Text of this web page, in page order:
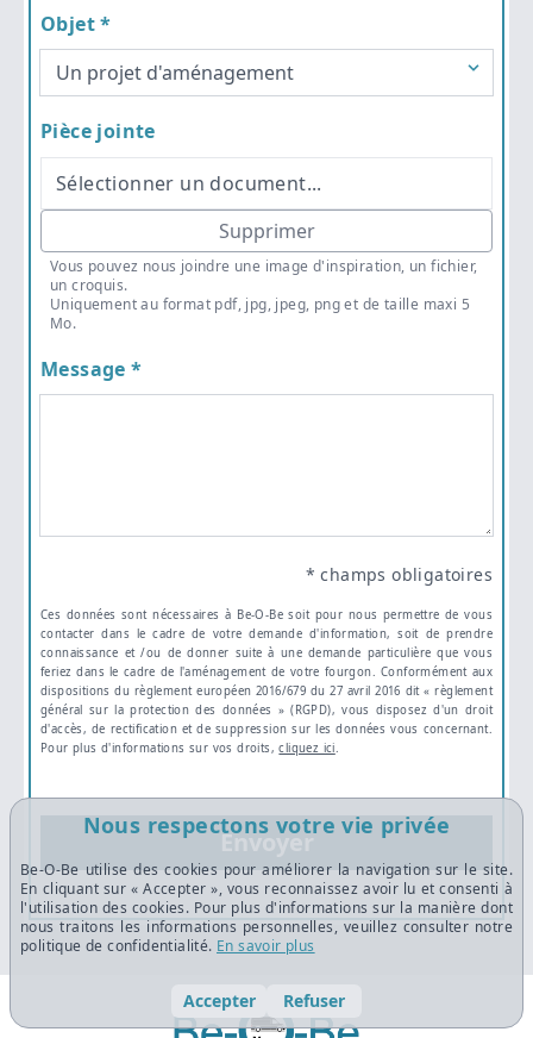
Objet *
Pièce jointe
Sélectionner un document...
Supprimer
Vous pouvez nous joindre une image d'inspiration, un fichier,
un croquis.
Uniquement au format pdf, jpg, jpeg, png et de taille maxi 5
Mo.
Message *
* champs obligatoires
Ces données sont nécessaires à Be-O-Be soit pour nous permettre de vous
contacter dans le cadre de votre demande d'information, soit de prendre
connaissance et /ou de donner suite à une demande particulière que vous
feriez dans le cadre de l'aménagement de votre fourgon. Conformément aux
dispositions du règlement européen 2016/679 du 27 avril 2016 dit « règlement
général sur la protection des données » (RGPD), vous disposez d'un droit
d'accès, de rectification et de suppression sur les données vous concernant.
Pour plus d'informations sur vos droits,cliquez ici.
Envoyer
Nous respectons votre vie privée
Be-O-Be utilise des cookies pour améliorer la navigation sur le site.
En cliquant sur « Accepter », vous reconnaissez avoir lu et consenti à
l'utilisation des cookies. Pour plus d'informations sur la manière dont
nous traitons les informations personnelles, veuillez consulter notre
politique de confidentialité. En savoir plus
Accepter Refuser